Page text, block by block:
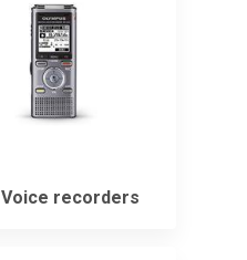
Voice recorders